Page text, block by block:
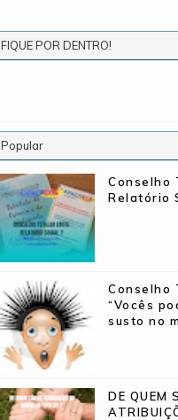
FIQUE POR DENTRO!
Popular
Conselho
Relatório
Conselho
“Vocês
susto no
DE QUEM